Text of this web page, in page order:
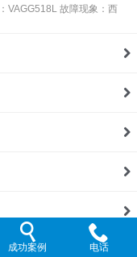
成功案例 电话